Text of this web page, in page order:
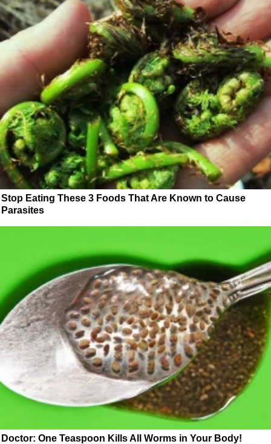
Stop Eating These 3 Foods That Are Known to Cause
Parasites
Doctor: One Teaspoon Kills All Worms in Your Body!